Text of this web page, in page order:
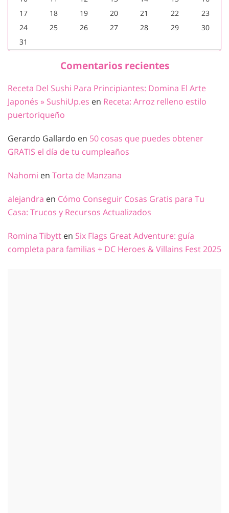
17
18 19 20 21 22
23
24
25 26 27 28 29
30
31
Comentarios recientes
Receta Del Sushi Para Principiantes: Domina El Arte
Japonés » SushiUp.es en Receta: Arroz relleno estilo
puertoriqueño
Gerardo Gallardo en 50 cosas que puedes obtener
GRATIS el día de tu cumpleaños
Nahomi en Torta de Manzana
alejandra en Cómo Conseguir Cosas Gratis para Tu
Casa: Trucos y Recursos Actualizados
Romina Tibytt en Six Flags Great Adventure: guía
completa para familias + DC Heroes & Villains Fest 2025